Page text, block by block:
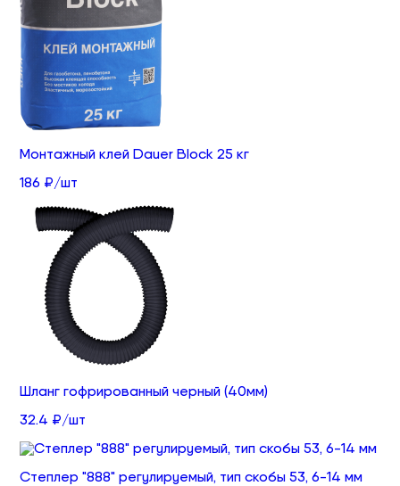
Монтажный клей Dauer Block 25 кг
186 ₽/шт
Шланг гофрированный черный (40мм)
32.4 ₽/шт
Степлер "888" регулируемый, тип скобы 53, 6-14 мм